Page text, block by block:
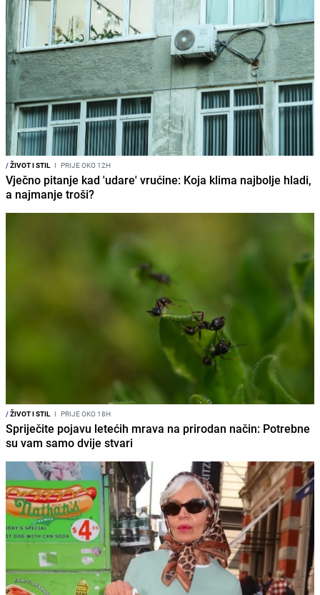
/ŽIVOT I STIL I PRIJE OKO 12H
Vječno pitanje kad 'udare' vrućine: Koja klima najbolje hladi,
a najmanje troši?
/ŽIVOT I STIL I PRIJE OKO 18H
Spriječite pojavu letećih mrava na prirodan način: Potrebne
su vam samo dvije stvari